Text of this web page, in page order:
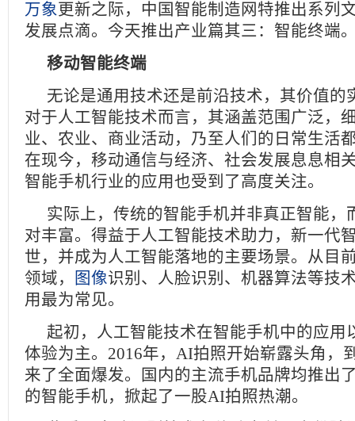
万象 更新之际，中国智能制造网特推出系列
发展点滴。今天推出产业篇其三：智能终端
移动智能终端
无论是通用技术还是前沿技术，其价值的
对于人工智能技术而言，其涵盖范围广泛，
业、农业、商业活动，乃至人们的日常生活
在现今，移动通信与经济、社会发展息息相
智能手机行业的应用也受到了高度关注。
实际上，传统的智能手机并非真正智能，
对丰富。得益于人工智能技术助力，新一代
世，并成为人工智能落地的主要场景。从目
领域，
图像识别、人脸识别、机器算法等技
用最为常见。
起初，人工智能技术在智能手机中的应用
体验为主。2016年，AI拍照开始崭露头角，
来了全面爆发。国内的主流手机品牌均推出
的智能手机，掀起了一股AI拍照热潮。